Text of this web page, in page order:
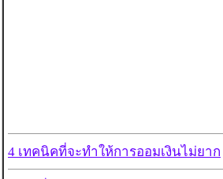
4 เทคนิคที่จะทำให้การออมเงินไม่ยาก